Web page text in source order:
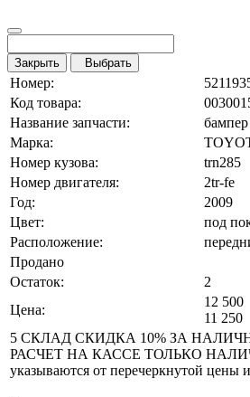
Закрыть Выбрать
Номер:
Код товара:
Название запчасти:
бампер
Марка:
Номер кузова:
trn285
Номер двигателя:
2tr-fe
Год:
2009
Цвет:
под
Расположение:
Продано
Остаток:
2
Цена:
12 500
11 250
5 СКЛАД СКИДКА 10% ЗА
РАСЧЕТ НА КАССЕ ТОЛЬКО
указываются от перечеркнутой цены